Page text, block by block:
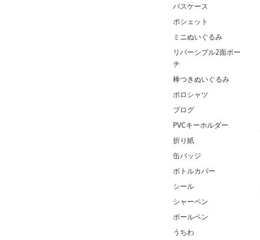
パスケース
ポシェット
ミニぬいぐるみ
リバーシブル2面ポー
チ
棒つきぬいぐるみ
ポロシャツ
ブログ
PVCキーホルダー
折り紙
缶バッジ
ボトルカバー
シール
シャーペン
ボールペン
うちわ